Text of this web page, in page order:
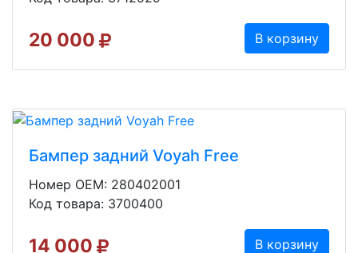
20 000 В корзину
Бампер задний Voyah Free
Номер OEM: 280402001
Код товара: 3700400
14 000 В корзину